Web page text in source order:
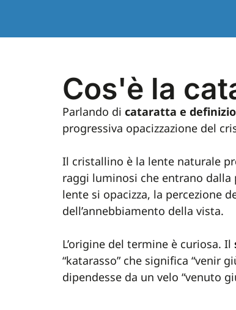
Cos'è la
Parlando di cataratta e
progressiva opacizzazione del
Il cristallino è la lente naturale
raggi luminosi che entrano
lente si opacizza, la percezione
dell’annebbiamento della vista.
L’origine del termine è curiosa. Il
“katarasso” che significa “venir
dipendesse da un velo “venuto